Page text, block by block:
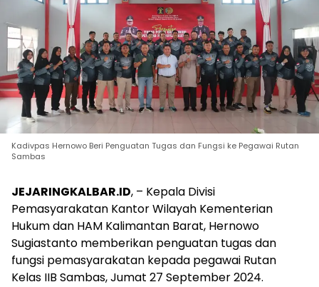
Kadivpas Hernowo Beri Penguatan Tugas dan Fungsi ke Pegawai Rutan
Sambas
JEJARINGKALBAR.ID, – Kepala Divisi
Pemasyarakatan Kantor Wilayah Kementerian
Hukum dan HAM Kalimantan Barat, Hernowo
Sugiastanto memberikan penguatan tugas dan
fungsi pemasyarakatan kepada pegawai Rutan
Kelas IIB Sambas, Jumat 27 September 2024.